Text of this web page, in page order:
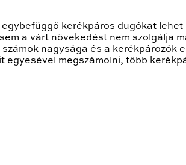
kerékpáros dugókat lehet
a várt növekedést nem szolgálja
számok nagysága és a kerékpározók
egyesével megszámolni, több